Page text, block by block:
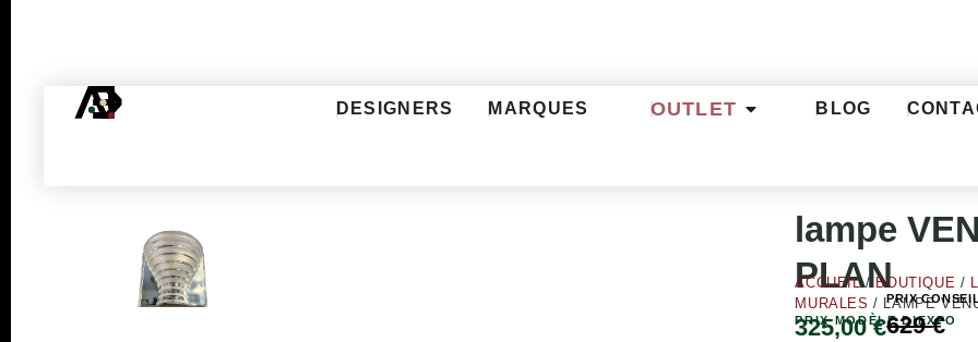
DESIGNERS MARQUES OUTLET BLOG
lampe
PLAN
ACCUEIL/ BOUTIQUE /
MURALES / LAMPE
PRIX MODÈLE D’EXPO
325,00€
PRIX
629€